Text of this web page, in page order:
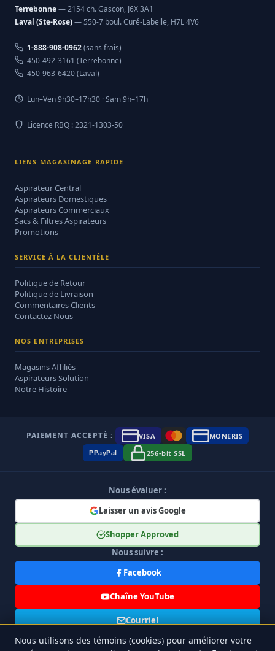
Nous utilisons des témoins (cookies) pour améliorer votre
Terrebonne— 2154 ch. Gascon, J6X 3A1
Laval (Ste-Rose)— 550-7 boul. Curé-Labelle, H7L 4V6
1-888-908-0962(sans frais)
450-492-3161 (Terrebonne)
450-963-6420 (Laval)
Lun–Ven 9h30–17h30 · Sam 9h–17h
Licence RBQ : 2321-1303-50
LIENS MAGASINAGE RAPIDE
Aspirateur Central
Aspirateurs Domestiques
Aspirateurs Commerciaux
Sacs & Filtres Aspirateurs
Promotions
SERVICE À LA CLIENTÈLE
Politique de Retour
Politique de Livraison
Commentaires Clients
Contactez Nous
NOS ENTREPRISES
Magasins Affiliés
Aspirateurs Solution
Notre Histoire
PAIEMENT ACCEPTÉ : VISA MONERIS
PPayPal 256-bit SSL
Nous évaluer :
Laisser un avis Google
Shopper Approved
Nous suivre :
Facebook
Chaîne YouTube
Courriel
Offres Spéciales